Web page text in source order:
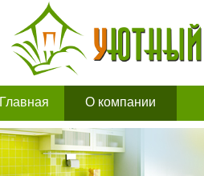
Главная О компании